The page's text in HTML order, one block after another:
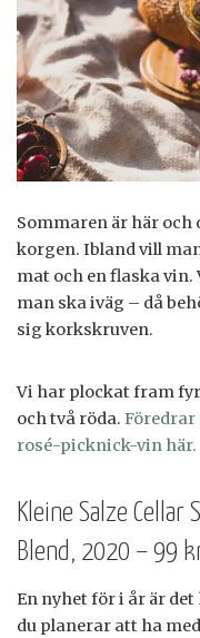
Sommaren är här
korgen. Ibland vill
mat och en flaska
man ska iväg – då
sig korkskruven.
Vi har plockat fram
och två röda. Föredrar
rosé-picknick-vin här.
Kleine Salze
Blend, 2020 – 99
En nyhet för i år är
du planerar att ha